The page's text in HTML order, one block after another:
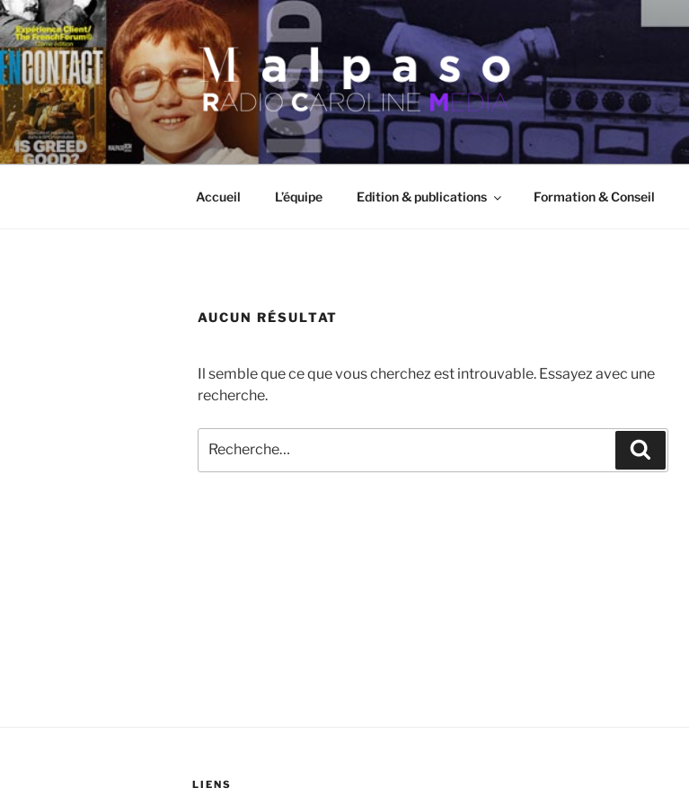
Aller
au
contenu
principal
MALPASO
Accueil L’équipe Edition & publications Formation & Conseil
AUCUN RÉSULTAT
Il semble que ce que vous cherchez est introuvable. Essayez avec une
recherche.
pour
LIENS